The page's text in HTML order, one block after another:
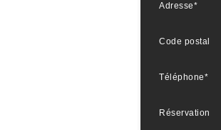
Adresse*
Code postal
Téléphone*
Réservation